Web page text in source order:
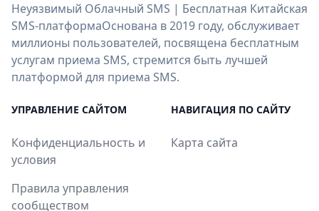
Неуязвимый Облачный SMS | Бесплатная Китайская
SMS-платформаОснована в 2019 году, обслуживает
миллионы пользователей, посвящена бесплатным
услугам приема SMS, стремится быть лучшей
платформой для приема SMS.
УПРАВЛЕНИЕ САЙТОМ
Конфиденциальность и
условия
Правила управления
сообществом
НАВИГАЦИЯ ПО САЙТУ
Карта сайта